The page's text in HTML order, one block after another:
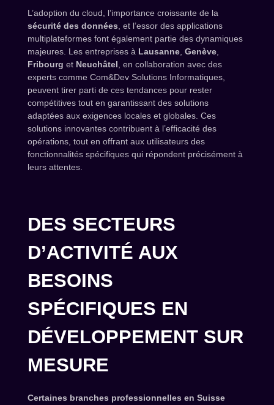
L’adoption du cloud, l’importance croissante de la
sécurité des données , et l’essor des applications
multiplateformes font également partie des dynamiques
majeures. Les entreprises à Lausanne, Genève,
Fribourg et Neuchâtel , en collaboration avec des
experts comme Com&Dev Solutions Informatiques,
peuvent tirer parti de ces tendances pour rester
compétitives tout en garantissant des solutions
adaptées aux exigences locales et globales. Ces
solutions innovantes contribuent à l’efficacité des
opérations, tout en offrant aux utilisateurs des
fonctionnalités spécifiques qui répondent précisément à
leurs attentes.
DES SECTEURS
D’ACTIVITÉ AUX
BESOINS
SPÉCIFIQUES EN
DÉVELOPPEMENT SUR
MESURE
Certaines branches professionnelles en Suisse